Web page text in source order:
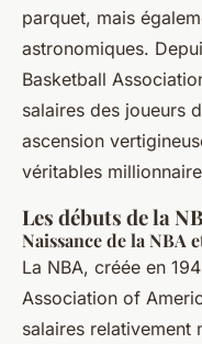
parquet, mais
astronomiques.
Basketball
salaires des joueurs
ascension
véritables
Les débuts de la
Naissance de la NBA
La NBA, créée en
Association of
salaires relativement